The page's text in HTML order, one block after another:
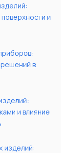
и
в
и влияние
изделий: